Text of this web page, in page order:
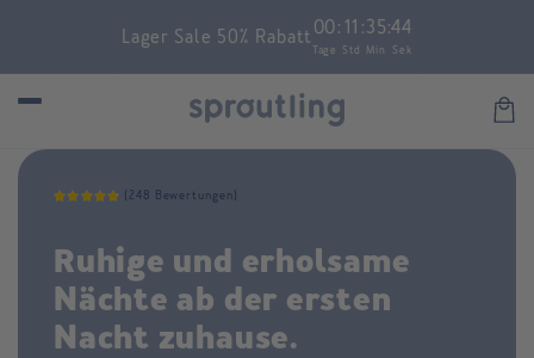
Lager Sale 50% Rabatt 00
Tage
: 11
Std
:35
Min
:44
Sek
(248 Bewertungen)
Ruhige und erholsame
Nächte ab der ersten
Nacht zuhause.